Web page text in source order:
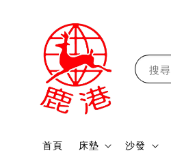
搜尋
首頁 床墊 沙發